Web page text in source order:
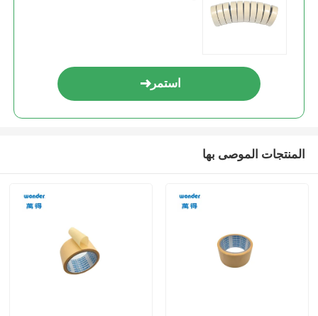
استمر
المنتجات الموصى بها